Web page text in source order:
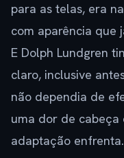
para as telas, era
com aparência que
E Dolph Lundgren
claro, inclusive
não dependia de
uma dor de
adaptação enfrenta.